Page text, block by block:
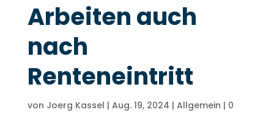
Arbeiten auch
nach
Renteneintritt
von Joerg Kassel | Aug. 19, 2024 | Allgemein | 0